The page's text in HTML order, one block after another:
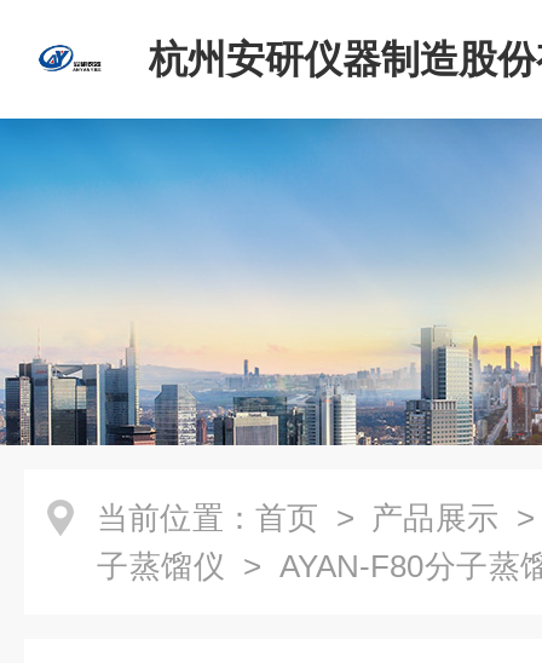
杭州安研仪器制造股
司
当前位置： 首页 > 产品展示
子蒸馏仪 > AYAN-F80分子蒸